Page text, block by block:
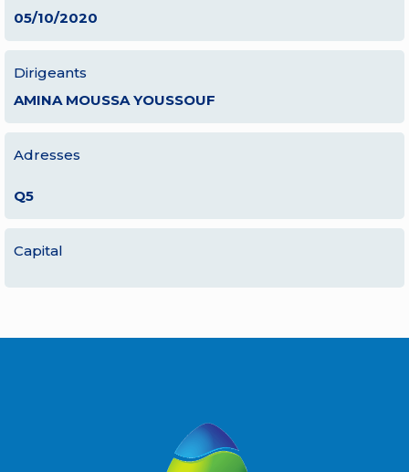
05/10/2020
Dirigeants
AMINA MOUSSA YOUSSOUF
Adresses
Q5
Capital